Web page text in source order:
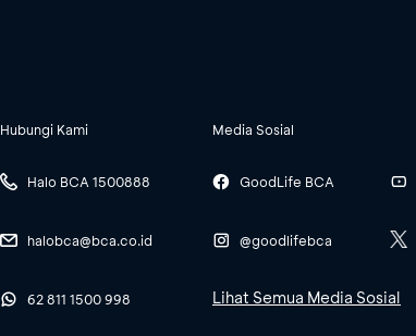
Hubungi Kami
Halo BCA 1500888
halobca@bca.co.id
62 811 1500 998
Media Sosial
GoodLife BCA
@goodlifebca
Lihat Semua Media Sosial